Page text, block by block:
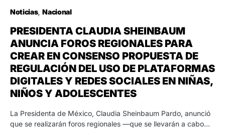
Noticias Nacional
PRESIDENTA CLAUDIA SHEINBAUM
ANUNCIA FOROS REGIONALES PARA
CREAR EN CONSENSO PROPUESTA DE
REGULACIÓN DEL USO DE PLATAFORMAS
DIGITALES Y REDES SOCIALES EN NIÑAS,
NIÑOS Y ADOLESCENTES
La Presidenta de México, Claudia Sheinbaum Pardo, anunció
que se realizarán foros regionales —que se llevarán a cabo…